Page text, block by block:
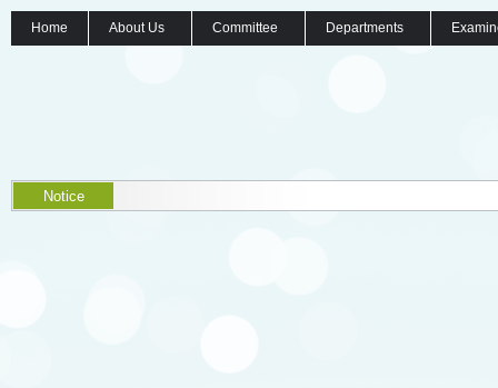
Home About Us Committee Departments
Notice